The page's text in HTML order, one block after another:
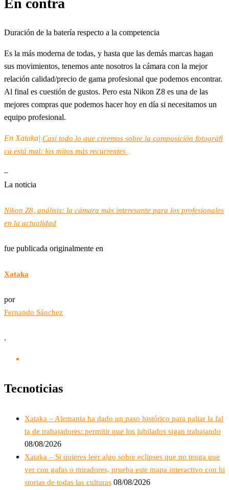
En contra
Duración de la batería respecto a la competencia
Es la más moderna de todas, y hasta que las demás marcas hagan
sus movimientos, tenemos ante nosotros la cámara con la mejor
relación calidad/precio de gama profesional que podemos encontrar.
Al final es cuestión de gustos. Pero esta Nikon Z8 es una de las
mejores compras que podemos hacer hoy en día si necesitamos un
equipo profesional.
En Xataka| Casi todo lo que creemos sobre la composición fotográfi
ca está mal: los mitos más recurrentes
–
La noticia
Nikon Z8, análisis: la cámara más interesante para los profesionales
en la actualidad
fue publicada originalmente en
Xataka
por
Fernando Sánchez
.
Tecnoticias
Xataka – Alemania ha dado un paso histórico para paliar la fal
ta de trabajadores: permitir que los jubilados sigan trabajando
08/08/2026
Xataka – Si quieres leer algo sobre eclipses que no tenga que
ver con gafas o miradores, prueba este mapa interactivo con hi
storias de todas las culturas 08/08/2026